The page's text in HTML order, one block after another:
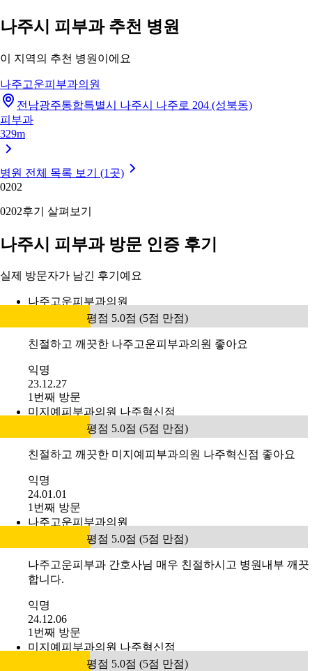
나주시 피부과 추천 병원
이 지역의 추천 병원이에요
나주고운피부과의원
전남광주통합특별시 나주시 나주로 204 (성북동)
피부과
329m
병원 전체 목록 보기 (1곳)
0202
0202후기 살펴보기
나주시 피부과 방문 인증 후기
실제 방문자가 남긴 후기예요
나주고운피부과의원
평점 5.0점 (5점 만점)
친절하고 깨끗한 나주고운피부과의원 좋아요
익명
23.12.27
1번째 방문
미지예피부과의원 나주혁신점
평점 5.0점 (5점 만점)
친절하고 깨끗한 미지예피부과의원 나주혁신점 좋아요
익명
24.01.01
1번째 방문
나주고운피부과의원
평점 5.0점 (5점 만점)
나주고운피부과 간호사님 매우 친절하시고 병원내부 깨끗
합니다.
익명
24.12.06
1번째 방문
미지예피부과의원 나주혁신점
평점 5.0점 (5점 만점)